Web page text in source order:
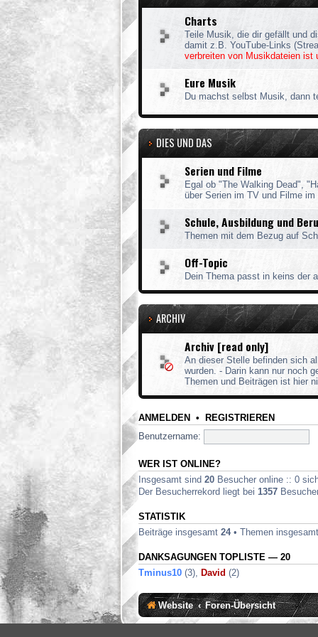
Charts
Teile Musik, die dir gefällt und
damit z.B. YouTube-Links
verbreiten von Musikdateien ist
Eure Musik
Du machst selbst Musik, dann
DIES UND DAS
Serien und Filme
Egal ob "The Walking Dead",
über Serien im TV und Filme
Schule, Ausbildung und
Themen mit dem Bezug auf
Off-Topic
Dein Thema passt in keins der
ARCHIV
Archiv [read only]
An dieser Stelle befinden sich
wurden. - Darin kann nur noch
Themen und Beiträgen ist hier
ANMELDEN • REGISTRIEREN
Benutzername:
WER IST ONLINE?
Insgesamt sind 20 Besucher online :: 0
Der Besucherrekord liegt bei 1357
STATISTIK
Beiträge insgesamt 24• Themen
DANKSAGUNGEN TOPLISTE — 20
Tminus10 (3), David (2)
Website Foren-Übersicht